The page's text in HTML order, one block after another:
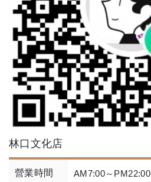
林口文化店
營業時間 AM7:00～PM22:00